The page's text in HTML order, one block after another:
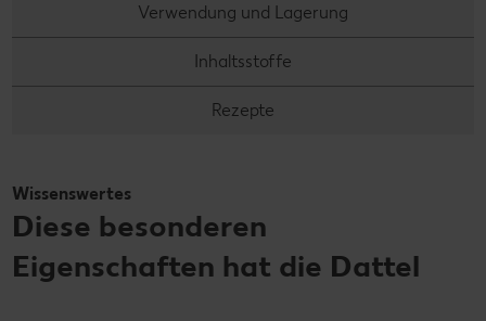
Verwendung und Lagerung
Inhaltsstoffe
Rezepte
Wissenswertes
Diese besonderen
Eigenschaften hat die Dattel